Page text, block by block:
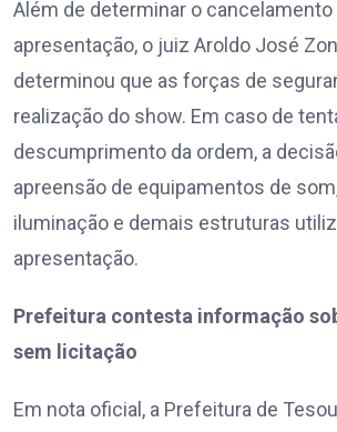
Além de determinar o cancelamento
apresentação, o juiz Aroldo José
determinou que as forças de
realização do show. Em caso de
descumprimento da ordem, a
apreensão de equipamentos de
iluminação e demais estruturas
apresentação.
Prefeitura contesta informação
sem licitação
Em nota oficial, a Prefeitura de